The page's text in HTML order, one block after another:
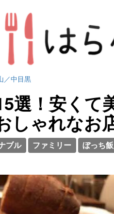
／中目黒
選！安くて
しゃれなお
ブル ファミリー ぼっち